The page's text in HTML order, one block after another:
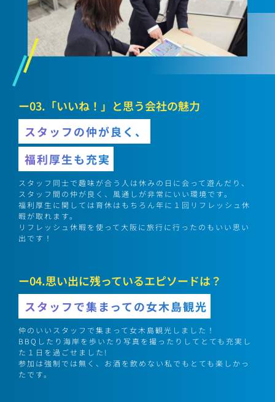
ー03.「いいね！」と思う会社の魅力
スタッフの仲が良く、
福利厚生も充実
スタッフ同士で趣味が合う人は休みの日に会って遊んだり、
スタッフ間の仲が良く、風通しが非常にいい環境です。
福利厚生に関しては育休はもちろん年に１回リフレッシュ休
暇が取れます。
リフレッシュ休暇を使って大阪に旅行に行ったのもいい思い
出です！
ー04.思い出に残っているエピソードは？
スタッフで集まっての女木島観光
仲のいいスタッフで集まって女木島観光しました！
BBQしたり海岸を歩いたり写真を撮ったりしてとても充実し
た１日を過ごせました!
参加は強制では無く、お酒を飲めない私でもとても楽しかっ
たです。